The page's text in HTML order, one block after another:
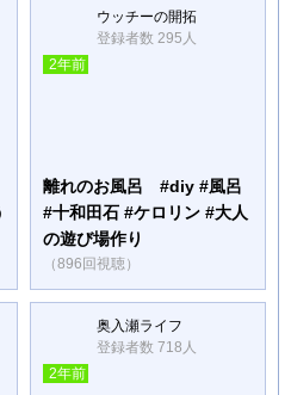
ウッチーの開拓
登録者数 295人
2年前
離れのお風呂 #diy #風呂
#十和田石 #ケロリン #大人
の遊び場作り
（896回視聴）
奥入瀬ライフ
登録者数 718人
2年前